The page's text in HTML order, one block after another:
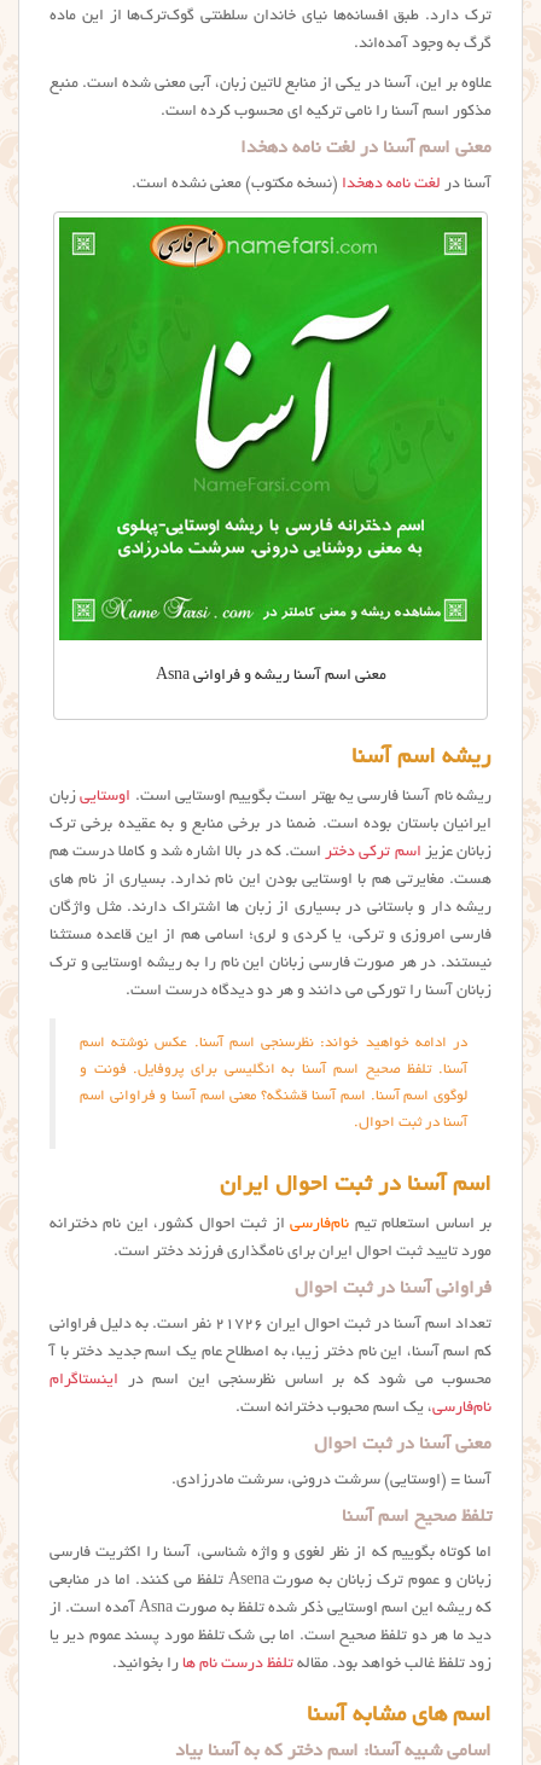
ترک دارد. طبق افسانه‌ها نیای خاندان سلطنتی گوک‌ترک‌ها از این ماده
گرگ به وجود آمده‌اند.
علاوه بر این، آسنا در یکی از منابع لاتین زبان، آبی معنی شده است. منبع
مذکور اسم آسنا را نامی ترکیه ای محسوب کرده است.
معنی اسم آسنا در لغت نامه دهخدا
آسنا در لغت نامه دهخدا (نسخه مکتوب) معنی نشده است.
معنی اسم آسنا ریشه و فراوانی Asna
ریشه اسم آسنا
ریشه نام آسنا فارسی یه بهتر است بگوییم اوستایی است. اوستاییزبان
ایرانیان باستان بوده است. ضمنا در برخی منابع و به عقیده برخی ترک
زبانان عزیز اسم ترکی دختر است. که در بالا اشاره شد و کاملا درست هم
هست. مغایرتی هم با اوستایی بودن این نام ندارد. بسیاری از نام های
ریشه دار و باستانی در بسیاری از زبان ها اشتراک دارند. مثل واژگان
فارسی امروزی و ترکی، یا کردی و لری؛ اسامی هم از این قاعده مستثنا
نیستند. در هر صورت فارسی زبانان این نام را به ریشه اوستایی و ترک
زبانان آسنا را تورکی می دانند و هر دو دیدگاه درست است.
در ادامه خواهید خواند: نظرسنجی اسم آسنا. عکس نوشته اسم
آسنا. تلفظ صحیح اسم آسنا به انگلیسی برای پروفایل. فونت و
لوگوی اسم آسنا. اسم آسنا قشنگه؟ معنی اسم آسنا و فراوانی اسم
آسنا در ثبت احوال.
اسم آسنا در ثبت احوال ایران
بر اساس استعلام تیم نام‌فارسیاز ثبت احوال کشور، این نام دخترانه
مورد تایید ثبت احوال ایران برای نامگذاری فرزند دختر است.
فراوانی آسنا در ثبت احوال
تعداد اسم آسنا در ثبت احوال ایران ۲۱۷۲۶ نفر است. به دلیل فراوانی
کم اسم آسنا، این نام دختر زیبا، به اصطلاح عام یک اسم جدید دختر با آ
محسوب می شود که بر اساس نظرسنجی این اسم در اینستاگرام
نام‌فارسی، یک اسم محبوب دخترانه است.
معنی آسنا در ثبت احوال
آسنا = (اوستایی) سرشت درونی، سرشت مادرزادی.
تلفظ صحیح اسم آسنا
اما کوتاه بگوییم که از نظر لغوی و واژه شناسی، آسنا را اکثریت فارسی
زبانان و عموم ترک زبانان به صورت Asena تلفظ می کنند. اما در منابعی
که ریشه این اسم اوستایی ذکر شده تلفظ به صورت Asna آمده است. از
دید ما هر دو تلفظ صحیح است. اما بی شک تلفظ مورد پسند عموم دیر یا
زود تلفظ غالب خواهد بود. مقاله تلفظ درست نام ها را بخوانید.
اسم های مشابه آسنا
اسامی شبیه آسنا: اسم دختر که به آسنا بیاد